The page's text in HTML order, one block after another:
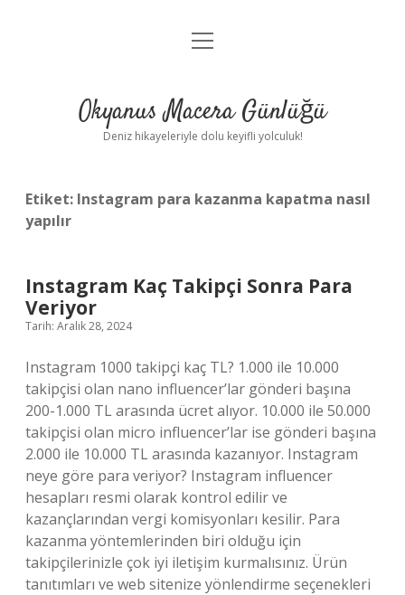
Anasayfa
Yasal Uyarı
menüyü
Okyanus Macera Günlüğü
Deniz hikayeleriyle dolu keyifli yolculuk!
Etiket: Instagram para kazanma kapatma nasıl
yapılır
Instagram Kaç Takipçi Sonra Para
Veriyor
Tarih: Aralık 28, 2024
Instagram 1000 takipçi kaç TL? 1.000 ile 10.000
takipçisi olan nano influencer’lar gönderi başına
200-1.000 TL arasında ücret alıyor. 10.000 ile 50.000
takipçisi olan micro influencer’lar ise gönderi başına
2.000 ile 10.000 TL arasında kazanıyor. Instagram
neye göre para veriyor? Instagram influencer
hesapları resmi olarak kontrol edilir ve
kazançlarından vergi komisyonları kesilir. Para
kazanma yöntemlerinden biri olduğu için
takipçilerinizle çok iyi iletişim kurmalısınız. Ürün
tanıtımları ve web sitenize yönlendirme seçenekleri